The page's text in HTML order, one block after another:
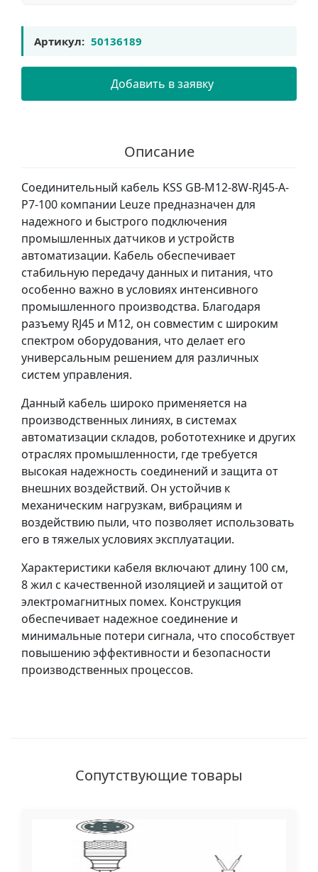
Артикул: 50136189
Добавить в заявку
Описание
Соединительный кабель KSS GB-M12-8W-RJ45-A-
P7-100 компании Leuze предназначен для
надежного и быстрого подключения
промышленных датчиков и устройств
автоматизации. Кабель обеспечивает
стабильную передачу данных и питания, что
особенно важно в условиях интенсивного
промышленного производства. Благодаря
разъему RJ45 и M12, он совместим с широким
спектром оборудования, что делает его
универсальным решением для различных
систем управления.
Данный кабель широко применяется на
производственных линиях, в системах
автоматизации складов, робототехнике и других
отраслях промышленности, где требуется
высокая надежность соединений и защита от
внешних воздействий. Он устойчив к
механическим нагрузкам, вибрациям и
воздействию пыли, что позволяет использовать
его в тяжелых условиях эксплуатации.
Характеристики кабеля включают длину 100 см,
8 жил с качественной изоляцией и защитой от
электромагнитных помех. Конструкция
обеспечивает надежное соединение и
минимальные потери сигнала, что способствует
повышению эффективности и безопасности
производственных процессов.
Сопутствующие товары